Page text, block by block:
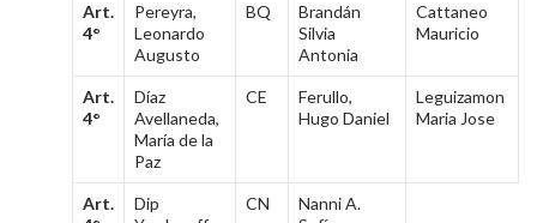
Art.
4°
Pereyra,
Leonardo
Augusto
BQ
Brandán
Silvia
Antonia
Cattaneo
Mauricio
Art.
4°
Díaz
Avellaneda,
María de la
Paz
CE
Ferullo,
Hugo Daniel
Leguizamon
Maria Jose
Art.
Dip
CN
Nanni A.